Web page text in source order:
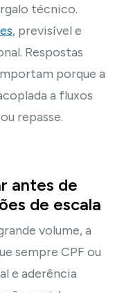
técnico.
, previsível e
Respostas
porque a
a fluxos
repasse.
antes de
de escala
volume, a
sempre CPF ou
e aderência